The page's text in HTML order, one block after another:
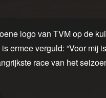
logo van TVM op de
ermee verguld: “Voor mij
race van het